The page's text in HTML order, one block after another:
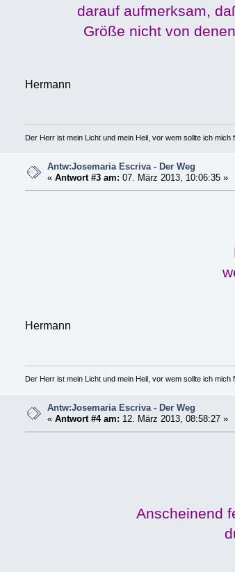
darauf aufmerksam,
Größe nicht von
Hermann
Der Herr ist mein Licht und mein Heil, vor wem sollte ich mich
Antw:Josemaria Escriva - Der Weg
«Antwort #3 am: 07. März 2013, 10:06:35 »
Hermann
Der Herr ist mein Licht und mein Heil, vor wem sollte ich mich
Antw:Josemaria Escriva - Der Weg
«Antwort #4 am: 12. März 2013, 08:58:27 »
Anscheinend